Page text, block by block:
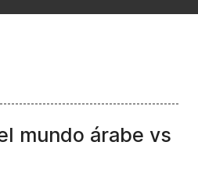
mundo árabe vs